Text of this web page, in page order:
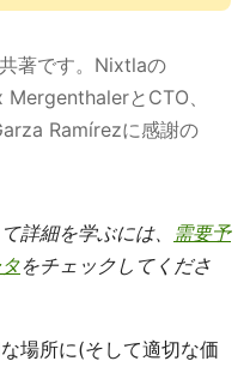
著です。Nixtlaの
とCTO、
Ramírezに感謝の
詳細を学ぶには、 需要予
をチェックしてくださ
場所に(そして適切な価